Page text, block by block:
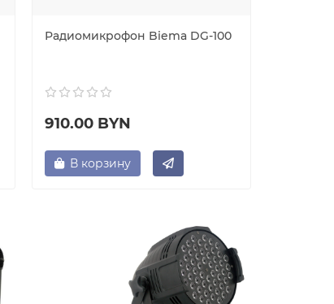
Радиомикрофон Biema DG-100
910.00 BYN
В корзину